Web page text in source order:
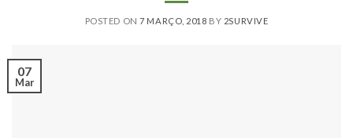
POSTED ON7 MARÇO, 2018 BY 2SURVIVE
07
Mar